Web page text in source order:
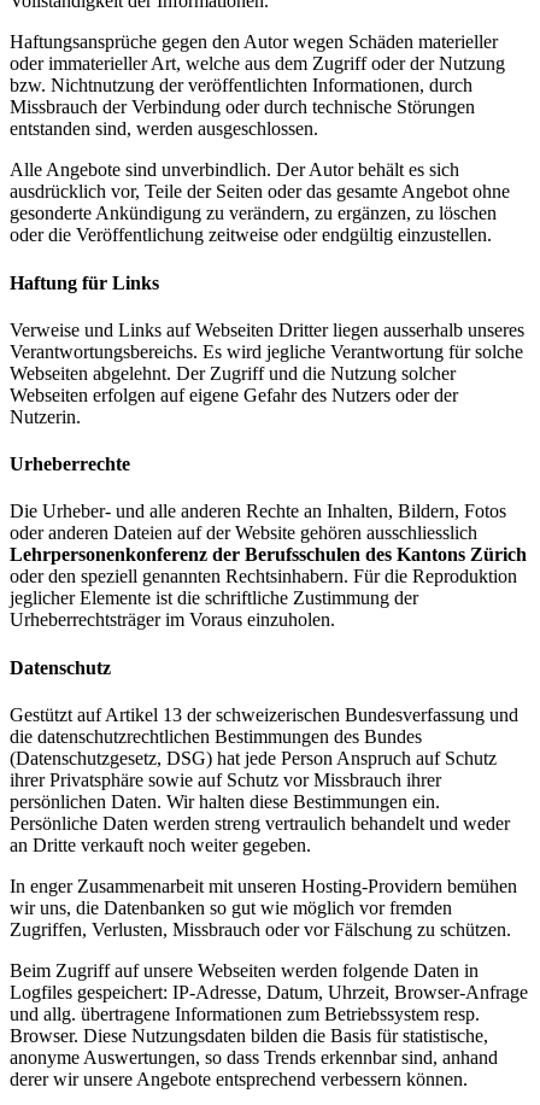
Haftungsansprüche gegen den Autor wegen Schäden materieller
oder immaterieller Art, welche aus dem Zugriff oder der Nutzung
bzw. Nichtnutzung der veröffentlichten Informationen, durch
Missbrauch der Verbindung oder durch technische Störungen
entstanden sind, werden ausgeschlossen.
Alle Angebote sind unverbindlich. Der Autor behält es sich
ausdrücklich vor, Teile der Seiten oder das gesamte Angebot ohne
gesonderte Ankündigung zu verändern, zu ergänzen, zu löschen
oder die Veröffentlichung zeitweise oder endgültig einzustellen.
Haftung für Links
Verweise und Links auf Webseiten Dritter liegen ausserhalb unseres
Verantwortungsbereichs. Es wird jegliche Verantwortung für solche
Webseiten abgelehnt. Der Zugriff und die Nutzung solcher
Webseiten erfolgen auf eigene Gefahr des Nutzers oder der
Nutzerin.
Urheberrechte
Die Urheber- und alle anderen Rechte an Inhalten, Bildern, Fotos
oder anderen Dateien auf der Website gehören ausschliesslich
Lehrpersonenkonferenz der Berufsschulen des Kantons Zürich
oder den speziell genannten Rechtsinhabern. Für die Reproduktion
jeglicher Elemente ist die schriftliche Zustimmung der
Urheberrechtsträger im Voraus einzuholen.
Datenschutz
Gestützt auf Artikel 13 der schweizerischen Bundesverfassung und
die datenschutzrechtlichen Bestimmungen des Bundes
(Datenschutzgesetz, DSG) hat jede Person Anspruch auf Schutz
ihrer Privatsphäre sowie auf Schutz vor Missbrauch ihrer
persönlichen Daten. Wir halten diese Bestimmungen ein.
Persönliche Daten werden streng vertraulich behandelt und weder
an Dritte verkauft noch weiter gegeben.
In enger Zusammenarbeit mit unseren Hosting-Providern bemühen
wir uns, die Datenbanken so gut wie möglich vor fremden
Zugriffen, Verlusten, Missbrauch oder vor Fälschung zu schützen.
Beim Zugriff auf unsere Webseiten werden folgende Daten in
Logfiles gespeichert: IP-Adresse, Datum, Uhrzeit, Browser-Anfrage
und allg. übertragene Informationen zum Betriebssystem resp.
Browser. Diese Nutzungsdaten bilden die Basis für statistische,
anonyme Auswertungen, so dass Trends erkennbar sind, anhand
derer wir unsere Angebote entsprechend verbessern können.